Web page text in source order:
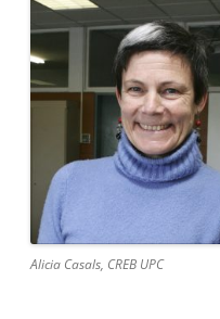
Alicia Casals, CREB UPC